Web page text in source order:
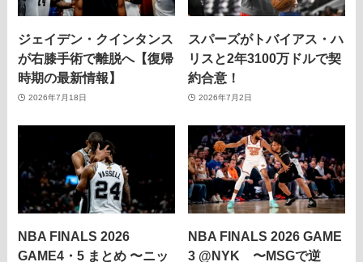
ジェイデン・クインタンス
が右膝手術で離脱へ【復帰
時期の最新情報】
2026年7月18日
スパーズがトバイアス・ハ
リスと2年3100万ドルで契
約合意！
2026年7月2日
NBA FINALS 2026
GAME4・5 まとめ 〜ニッ
NBA FINALS 2026 GAME
3 @NYK 〜MSGで逆